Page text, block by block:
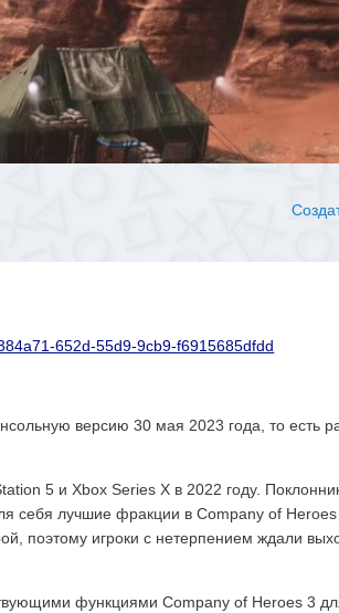
версию 30 мая 2023 года, то есть
5 и Xbox Series X в 2022 году.
себя лучшие фракции в Company of
поэтому игроки с нетерпением ждали
функциями Company of Heroes 3